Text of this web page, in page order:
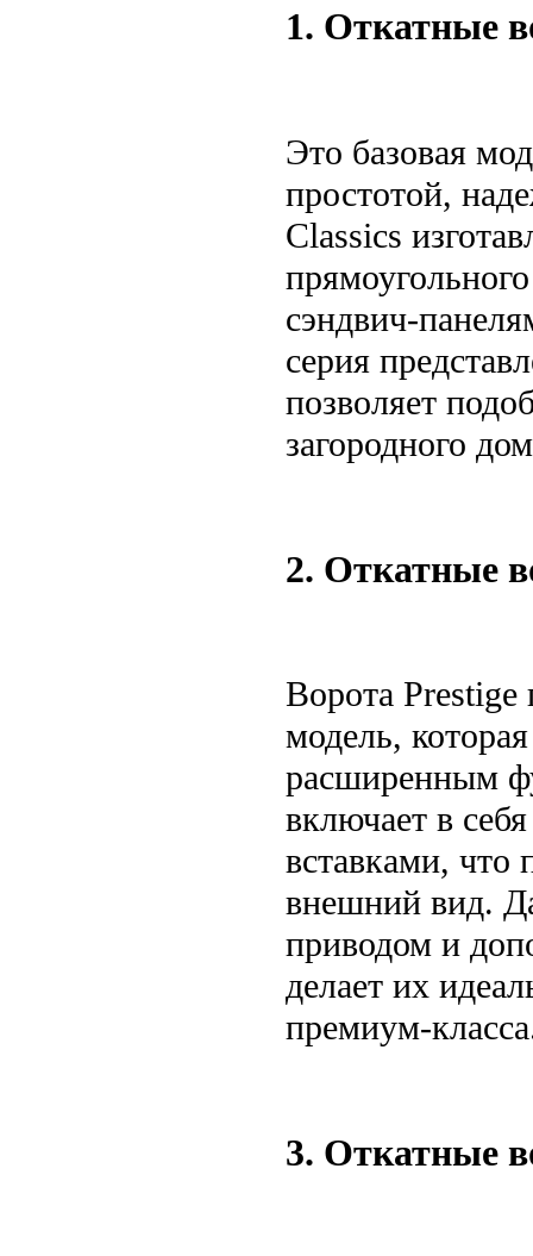
1. Откатные
Это базовая
простотой,
Classics
сэндвич-
серия
позволяет
загородного
2. Откатные
Ворота Prestige
модель,
расширенным
включает в
вставками, что
внешний вид.
приводом и
делает их
премиум-
3. Откатные